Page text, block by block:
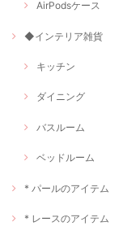
AirPodsケース
◆インテリア雑貨
キッチン
ダイニング
バスルーム
ベッドルーム
* パールのアイテム
* レースのアイテム